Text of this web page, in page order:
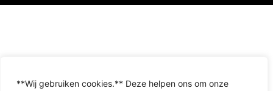
**Wij gebruiken cookies.** Deze helpen ons om onze